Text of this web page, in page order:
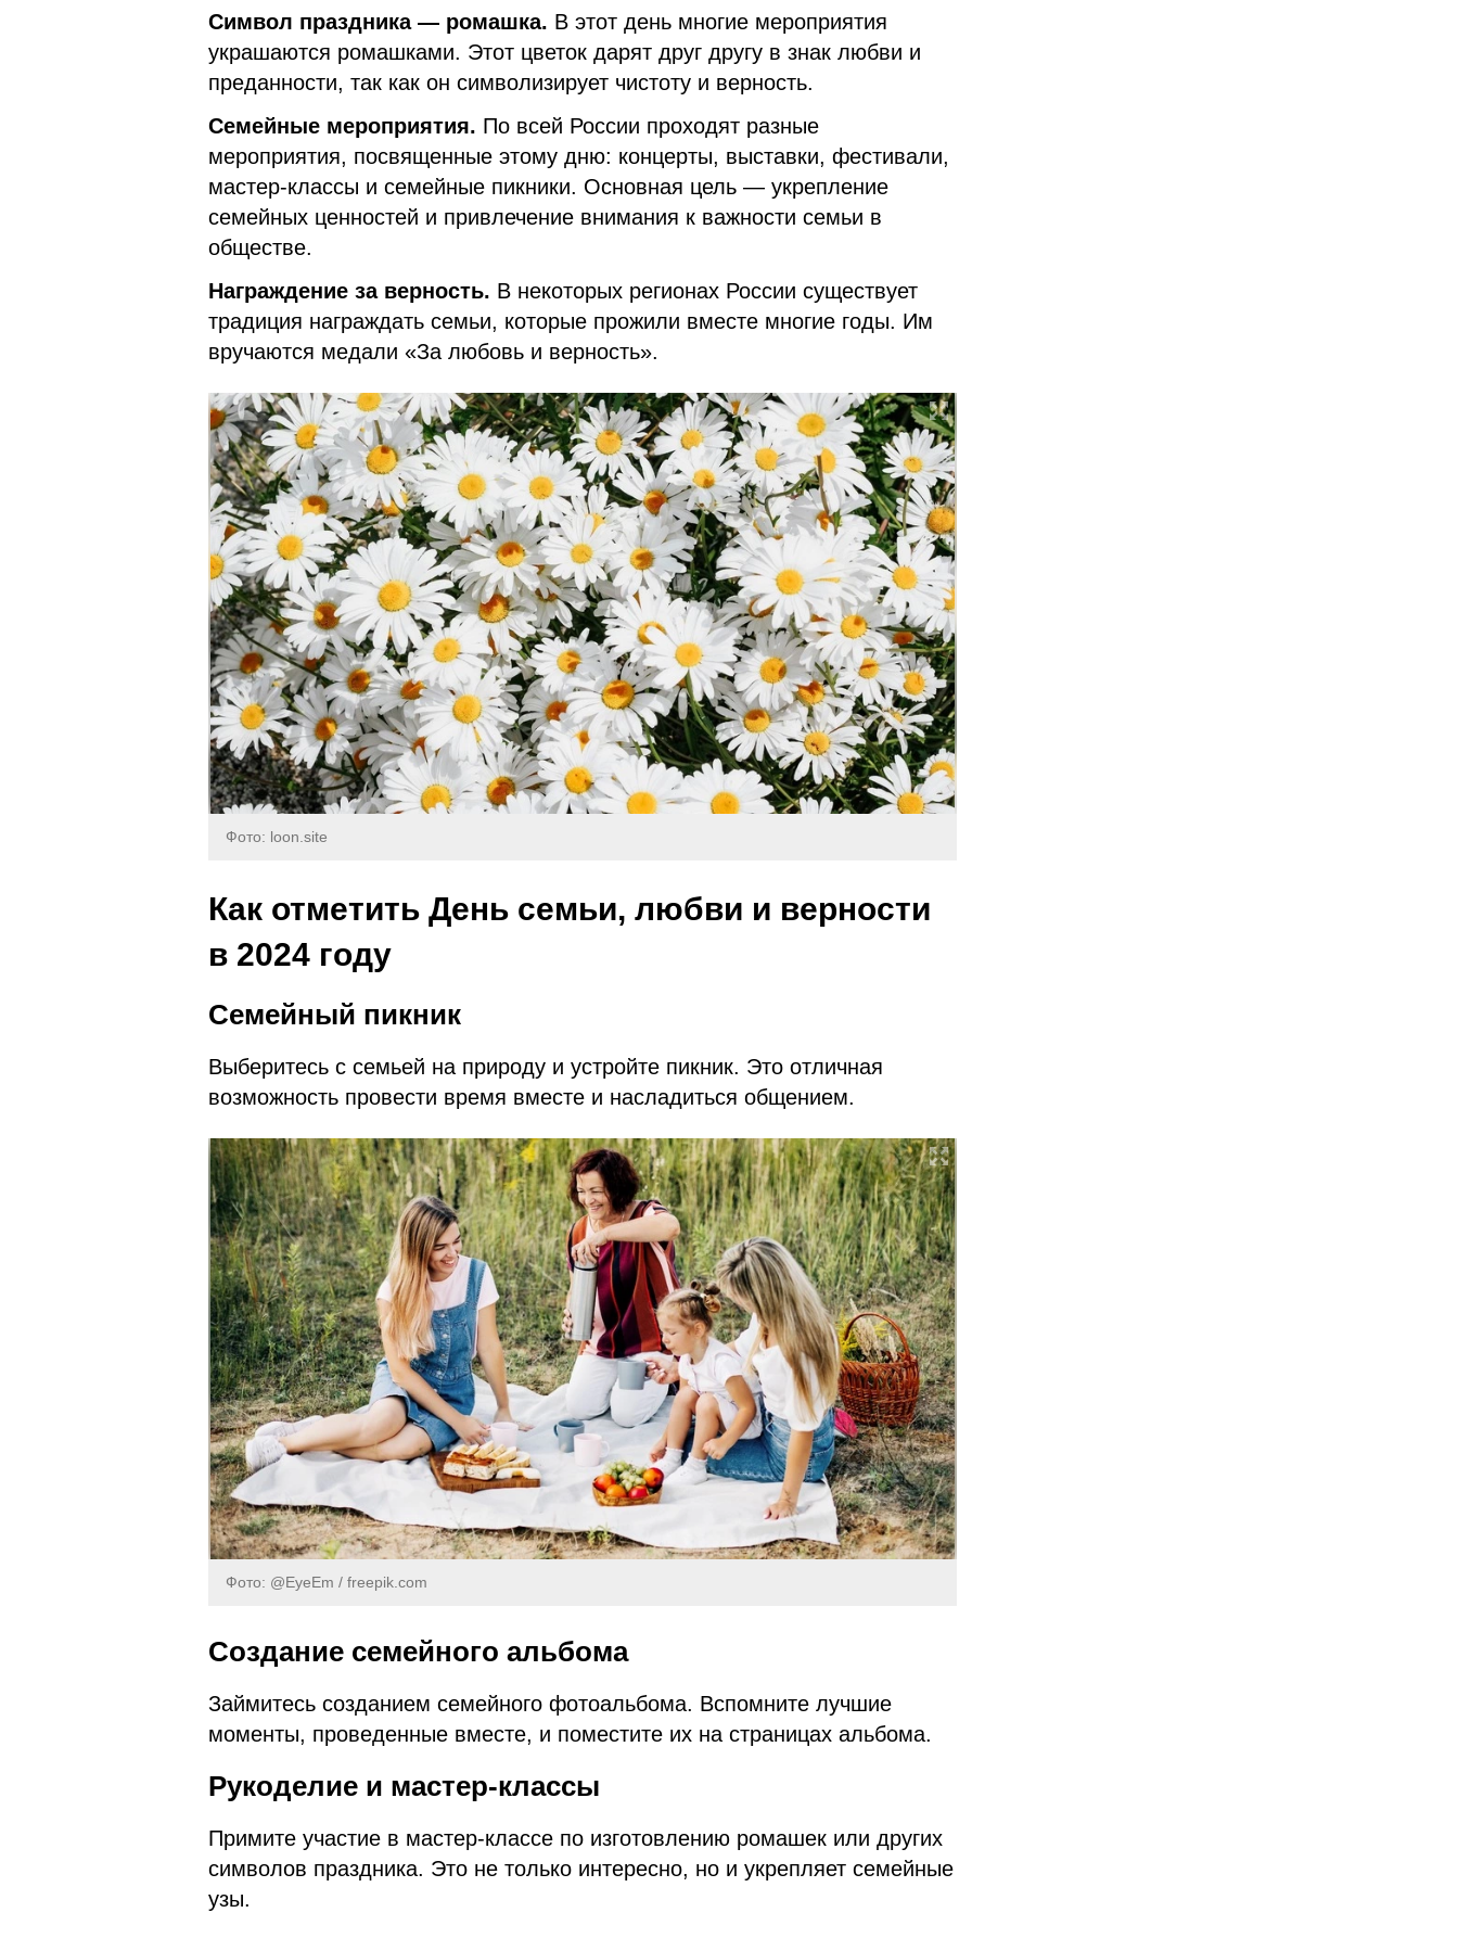
Символ праздника — ромашка. В этот день многие мероприятия
украшаются ромашками. Этот цветок дарят друг другу в знак любви и
преданности, так как он символизирует чистоту и верность.
Семейные мероприятия. По всей России проходят разные
мероприятия, посвященные этому дню: концерты, выставки, фестивали,
мастер-классы и семейные пикники. Основная цель — укрепление
семейных ценностей и привлечение внимания к важности семьи в
обществе.
Награждение за верность. В некоторых регионах России существует
традиция награждать семьи, которые прожили вместе многие годы. Им
вручаются медали «За любовь и верность».
Фото: loon.site
Как отметить День семьи, любви и верности
в 2024 году
Семейный пикник
Выберитесь с семьей на природу и устройте пикник. Это отличная
возможность провести время вместе и насладиться общением.
Фото: @EyeEm / freepik.com
Создание семейного альбома
Займитесь созданием семейного фотоальбома. Вспомните лучшие
моменты, проведенные вместе, и поместите их на страницах альбома.
Рукоделие и мастер-классы
Примите участие в мастер-классе по изготовлению ромашек или других
символов праздника. Это не только интересно, но и укрепляет семейные
узы.